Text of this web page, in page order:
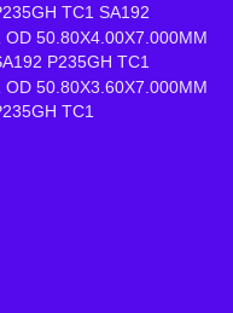
TC1 SA192
OD 50.80X4.00X7.000MM
P235GH TC1
OD 50.80X3.60X7.000MM
TC1